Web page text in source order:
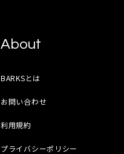
About
BARKSとは
お問い合わせ
利用規約
プライバシーポリシー